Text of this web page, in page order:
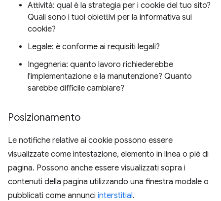
Attività: qual è la strategia per i cookie del tuo sito?
Quali sono i tuoi obiettivi per la informativa sui
cookie?
Legale: è conforme ai requisiti legali?
Ingegneria: quanto lavoro richiederebbe
l'implementazione e la manutenzione? Quanto
sarebbe difficile cambiare?
Posizionamento
Le notifiche relative ai cookie possono essere
visualizzate come intestazione, elemento in linea o piè di
pagina. Possono anche essere visualizzati sopra i
contenuti della pagina utilizzando una finestra modale o
pubblicati come annunci interstitial.